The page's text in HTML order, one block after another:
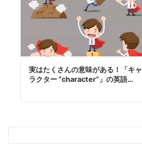
実はたくさんの意味がある！「キャ
ラクター ”character”」の英語…